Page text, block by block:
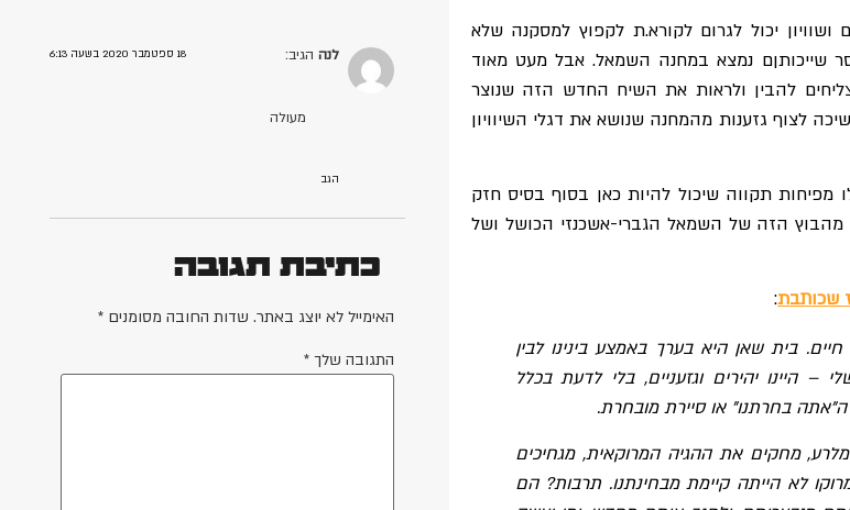
ושוויון יכול לגרום לקורא.ת לקפוץ למסקנה שלא
שייכותןם נמצא במחנה השמאל. אבל מעט מאוד
להבין ולראות את השיח החדש הזה שנוצר
לצוף גזענות מהמחנה שנושא את דגלי השיוויון
מפיחות תקווה שיכול להיות כאן בסוף בסיס חזק
מהבוץ הזה של השמאל הגברי-אשכנזי הכושל ושל
שכותבת:
בית שאן היא בערך באמצע בינינו לבין
– היינו יהירים וגזעניים, בלי לדעת בכלל
ה"אתה בחרתנו" או סיירת מובחרת.
מחקים את ההגיה המרוקאית, מגחיכים
לא הייתה קיימת מבחינתנו. תרבות? הם
לנה הגיב: 18 ספטמבר 2020 בשעה 6:13
מעולה
הגב
כתיבת תגובה
האימייל לא יוצג באתר. שדות החובה מסומנים*
התגובה שלך*